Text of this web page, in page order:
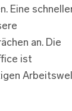
Eine
an. Die
ist